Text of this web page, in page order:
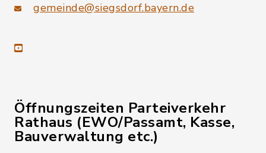
gemeinde@siegsdorf.bayern.de
youtube
Öffnungszeiten Parteiverkehr
Rathaus (EWO/Passamt, Kasse,
Bauverwaltung etc.)